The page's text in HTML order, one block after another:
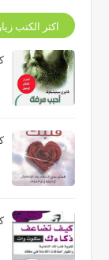
اكثر الكتب